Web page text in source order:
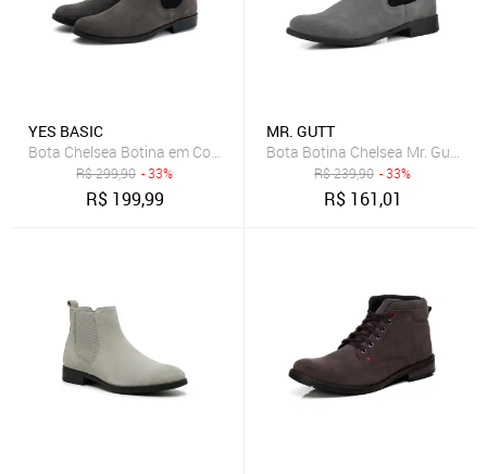
YES BASIC
Bota Chelsea Botina em Couro Confortável Masculina Cinza
R$299,90 - 33%
R$ 199,99
MR. GUTT
Bota Botina Chelsea Mr. Gutt
R$239,90 - 33%
R$ 161,01